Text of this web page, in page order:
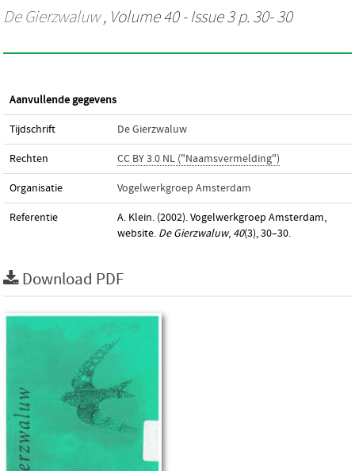
De Gierzwaluw, Volume 40 - Issue 3 p. 30- 30
Aanvullende gegevens
Tijdschrift De Gierzwaluw
Rechten CC BY 3.0 NL ("Naamsvermelding")
Organisatie Vogelwerkgroep Amsterdam
Referentie
A. Klein. (2002). Vogelwerkgroep Amsterdam,
website. De Gierzwaluw, 40(3), 30–30.
Download PDF